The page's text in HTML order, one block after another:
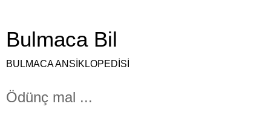
Bulmaca Bil
BULMACA ANSİKLOPEDİSİ
Ödünç mal ...